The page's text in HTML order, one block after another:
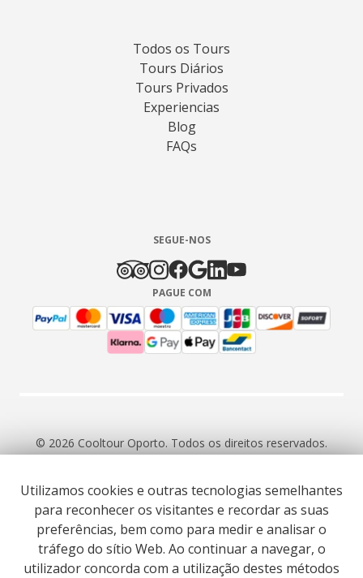
Todos os Tours
Tours Diários
Tours Privados
Experiencias
Blog
FAQs
SEGUE-NOS
PAGUE COM
© 2026 Cooltour Oporto. Todos os direitos reservados.
RNAAT 309/2015RNAVT 7055
Utilizamos cookies e outras tecnologias semelhantes
para reconhecer os visitantes e recordar as suas
preferências, bem como para medir e analisar o
tráfego do sítio Web. Ao continuar a navegar, o
utilizador concorda com a utilização destes métodos